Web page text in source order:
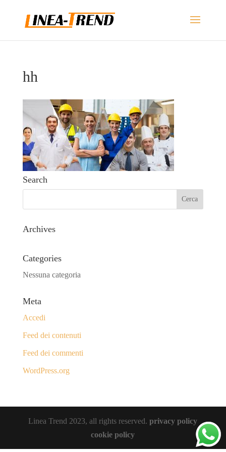
hh
Search
Archives
Categories
Nessuna categoria
Meta
Accedi
Feed dei contenuti
Feed dei commenti
WordPress.org
Linea Trend 2023, all rights reserved.privacy policy
cookie policy